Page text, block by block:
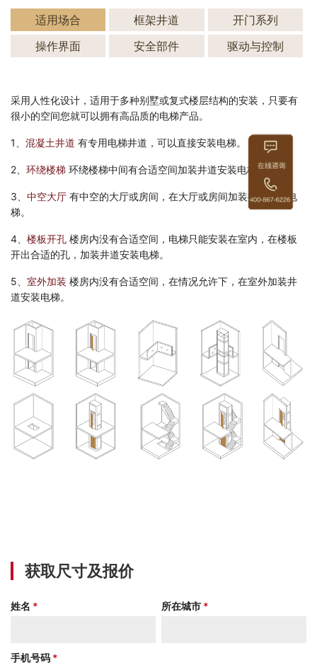
适用场合 框架井道
开门系列
操作界面
安全部件 驱动与控制
采用人性化设计，适用于多种别墅或复式楼层结构的安装，只要有
很小的空间您就可以拥有高品质的电梯产品。
1、 混凝土井道 有专用电梯井道，可以直接安装电梯。
2、 环绕楼梯 环绕楼梯中间有合适空间加装井道安装电梯。
3、 中空大厅 有中空的大厅或房间，在大厅或房间加装井道安装电
梯。
4、 楼板开孔 楼房内没有合适空间，电梯只能安装在室内，在楼板
开出合适的孔，加装井道安装电梯。
5、 室外加装 楼房内没有合适空间，在情况允许下，在室外加装井
道安装电梯。
获取尺寸及报价
姓名 * 所在城市 *
手机号码 *